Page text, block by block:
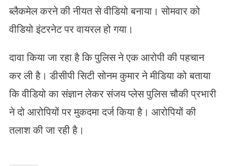
ब्लैकमेल करने की नीयत से वीडियो बनाया। सोमवार को
वीडियो इंटरनेट पर वायरल हो गया।
दावा किया जा रहा है कि पुलिस ने एक आरोपी की पहचान
कर ली है। डीसीपी सिटी सोनम कुमार ने मीडिया को बताया
कि वीडियो का संज्ञान लेकर संजय प्लेस पुलिस चौकी प्रभारी
ने दो आरोपियों पर मुकदमा दर्ज किया है। आरोपियों की
तलाश की जा रही है।